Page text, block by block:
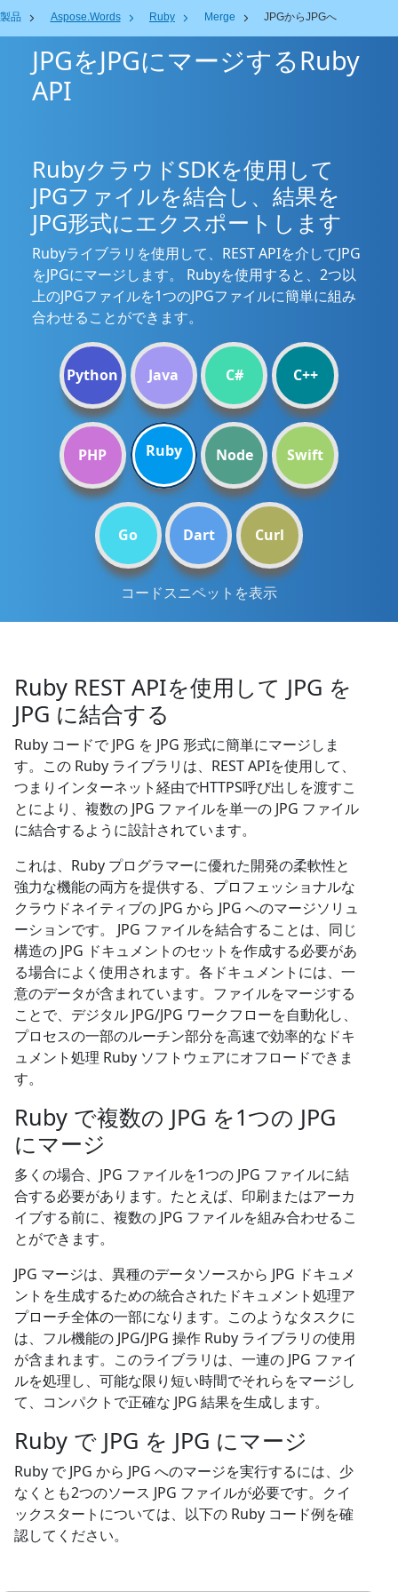
製品 Aspose.Words Ruby Merge JPGからJPGへ
JPGをJPGにマージするRuby
API
RubyクラウドSDKを使用して
JPGファイルを結合し、結果を
JPG形式にエクスポートします
Rubyライブラリを使用して、REST APIを介してJPG
をJPGにマージします。 Rubyを使用すると、2つ以
上のJPGファイルを1つのJPGファイルに簡単に組み
合わせることができます。
Python Java C# C++
PHP Ruby Node Swift
Go Dart Curl
コードスニペットを表示
Ruby REST APIを使用して JPG を
JPG に結合する
Ruby コードで JPG を JPG 形式に簡単にマージしま
す。この Ruby ライブラリは、REST APIを使用して、
つまりインターネット経由でHTTPS呼び出しを渡すこ
とにより、複数の JPG ファイルを単一の JPG ファイル
に結合するように設計されています。
これは、Ruby プログラマーに優れた開発の柔軟性と
強力な機能の両方を提供する、プロフェッショナルな
クラウドネイティブの JPG から JPG へのマージソリュ
ーションです。 JPG ファイルを結合することは、同じ
構造の JPG ドキュメントのセットを作成する必要があ
る場合によく使用されます。各ドキュメントには、一
意のデータが含まれています。ファイルをマージする
ことで、デジタル JPG/JPG ワークフローを自動化し、
プロセスの一部のルーチン部分を高速で効率的なドキ
ュメント処理 Ruby ソフトウェアにオフロードできま
す。
Ruby で複数の JPG を1つの JPG
にマージ
多くの場合、JPG ファイルを1つの JPG ファイルに結
合する必要があります。たとえば、印刷またはアーカ
イブする前に、複数の JPG ファイルを組み合わせるこ
とができます。
JPG マージは、異種のデータソースから JPG ドキュメ
ントを生成するための統合されたドキュメント処理ア
プローチ全体の一部になります。このようなタスクに
は、フル機能の JPG/JPG 操作 Ruby ライブラリの使用
が含まれます。このライブラリは、一連の JPG ファイ
ルを処理し、可能な限り短い時間でそれらをマージし
て、コンパクトで正確な JPG 結果を生成します。
Ruby で JPG を JPG にマージ
Ruby で JPG から JPG へのマージを実行するには、少
なくとも2つのソース JPG ファイルが必要です。クイ
ックスタートについては、以下の Ruby コード例を確
認してください。